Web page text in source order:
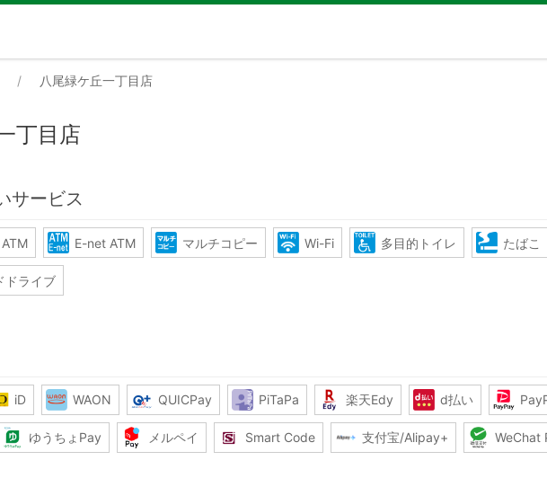
八尾緑ケ丘一丁目店
丁目店
サービス
ATM E-net ATM マルチコピー Wi-Fi 多目的トイレ たばこ
ドライブ
iD WAON QUICPay PiTaPa 楽天Edy d払い
ゆうちょPay メルペイ Smart Code 支付宝/Alipay+ WeChat